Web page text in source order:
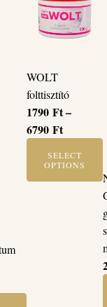
WOLT
folttisztító
1790 Ft–
6790 Ft
-
6790 Ft
SELECT
OPTIONS
options